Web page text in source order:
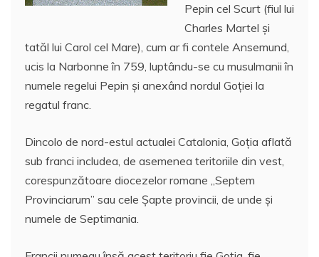
Pepin cel Scurt (fiul lui
Charles Martel şi
tatăl lui Carol cel Mare), cum ar fi contele Ansemund,
ucis la Narbonne în 759, luptându-se cu musulmanii în
numele regelui Pepin şi anexând nordul Goţiei la
regatul franc.
Dincolo de nord-estul actualei Catalonia, Goţia aflată
sub franci includea, de asemenea teritoriile din vest,
corespunzătoare diocezelor romane „Septem
Provinciarum” sau cele Şapte provincii, de unde și
numele de Septimania.